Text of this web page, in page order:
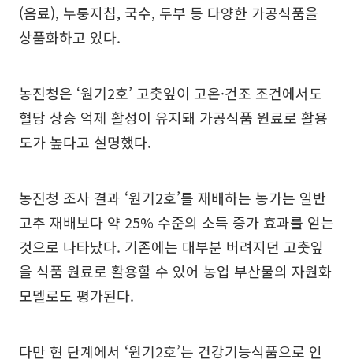
(음료), 누룽지칩, 국수, 두부 등 다양한 가공식품을
상품화하고 있다.
농진청은 ‘원기2호’ 고춧잎이 고온·건조 조건에서도
혈당 상승 억제 활성이 유지돼 가공식품 원료로 활용
도가 높다고 설명했다.
농진청 조사 결과 ‘원기2호’를 재배하는 농가는 일반
고추 재배보다 약 25% 수준의 소득 증가 효과를 얻는
것으로 나타났다. 기존에는 대부분 버려지던 고춧잎
을 식품 원료로 활용할 수 있어 농업 부산물의 자원화
모델로도 평가된다.
다만 현 단계에서 ‘원기2호’는 건강기능식품으로 인